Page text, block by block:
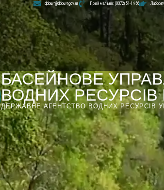
dpbuvr@dpbuvr.gov.ua Приймальня: (0372) 51-14-56
БАСЕЙНОВЕ
ВОДНИХ РЕСУРСІВ
ДЕРЖАВНЕ АГЕНТСТВО ВОДНИХ РЕСУРСІВ